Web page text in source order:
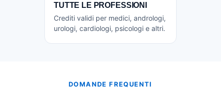
TUTTE LE PROFESSIONI
Crediti validi per medici, andrologi,
urologi, cardiologi, psicologi e altri.
DOMANDE FREQUENTI